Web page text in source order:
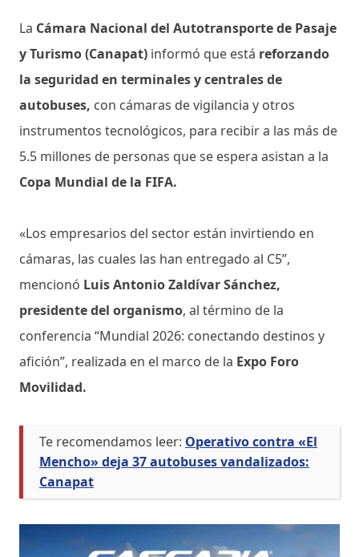
La Cámara Nacional del Autotransporte de Pasaje
y Turismo (Canapat) informó que está reforzando
la seguridad en terminales y centrales de
autobuses, con cámaras de vigilancia y otros
instrumentos tecnológicos, para recibir a las más de
5.5 millones de personas que se espera asistan a la
Copa Mundial de la FIFA.
«Los empresarios del sector están invirtiendo en
cámaras, las cuales las han entregado al C5”,
mencionó Luis Antonio Zaldívar Sánchez,
presidente del organismo, al término de la
conferencia “Mundial 2026: conectando destinos y
afición”, realizada en el marco de la Expo Foro
Movilidad.
Te recomendamos leer: Operativo contra «El
Mencho» deja 37 autobuses vandalizados:
Canapat